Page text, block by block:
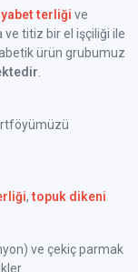
terliği ve
ve titiz bir el işçiliği ile
ürün grubumuz
,topuk dikeni
ve çekiç parmak